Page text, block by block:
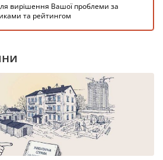
вирішення Вашої проблеми за
та рейтингом